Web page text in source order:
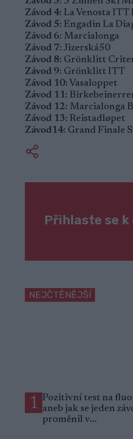
Závod 4: La Venosta
Závod 5: Engadin La
Závod 6: Marcialonga
Závod 7: Jizerská50
Závod 8: Grönklitt
Závod 9: Grönklitt ITT
Závod 10: Vasaloppet
Závod 11:
Závod 12: Marcialonga
Závod 13: Reistadløpet
Závod14: Grand Finale
Přihlaste se
NEJČTĚNĚJŠÍ
1 Pozitivní test na
aneb jak se jeden
proměnil v...